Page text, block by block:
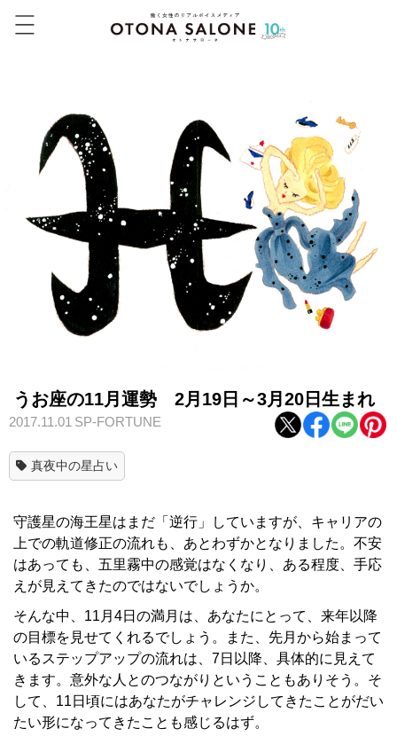
うお座の11月運勢 2月19日～3月20日生まれ
2017.11.01 SP-FORTUNE
真夜中の星占い
守護星の海王星はまだ「逆行」していますが、キャリアの
上での軌道修正の流れも、あとわずかとなりました。不安
はあっても、五里霧中の感覚はなくなり、ある程度、手応
えが見えてきたのではないでしょうか。
そんな中、11月4日の満月は、あなたにとって、来年以降
の目標を見せてくれるでしょう。また、先月から始まって
いるステップアップの流れは、7日以降、具体的に見えて
きます。意外な人とのつながりということもありそう。そ
して、11日頃にはあなたがチャレンジしてきたことがだい
たい形になってきたことも感じるはず。